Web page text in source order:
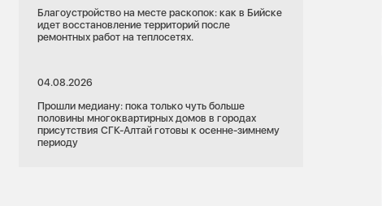
Благоустройство на месте раскопок: как в Бийске
идет восстановление территорий после
ремонтных работ на теплосетях.
04.08.2026
Прошли медиану: пока только чуть больше
половины многоквартирных домов в городах
присутствия СГК-Алтай готовы к осенне-зимнему
периоду